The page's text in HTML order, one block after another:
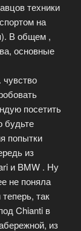
техники
на
В общем ,
основные
чувство
посетить
будьте
попытки
из
и BMW . Ну
не поняла
так
Chianti в
из